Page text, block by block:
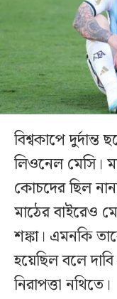
বিশ্বকাপে
লিওনেল মেসি।
কোচদের ছিল
মাঠের বাইরেও
শঙ্কা। এমনকি
হয়েছিল বলে
নিরাপত্তা নথিতে।